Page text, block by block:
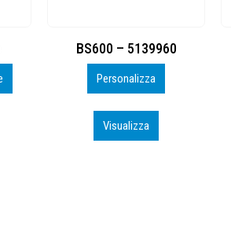
Toppe ricamate in HD
Personalizza
Visualizza